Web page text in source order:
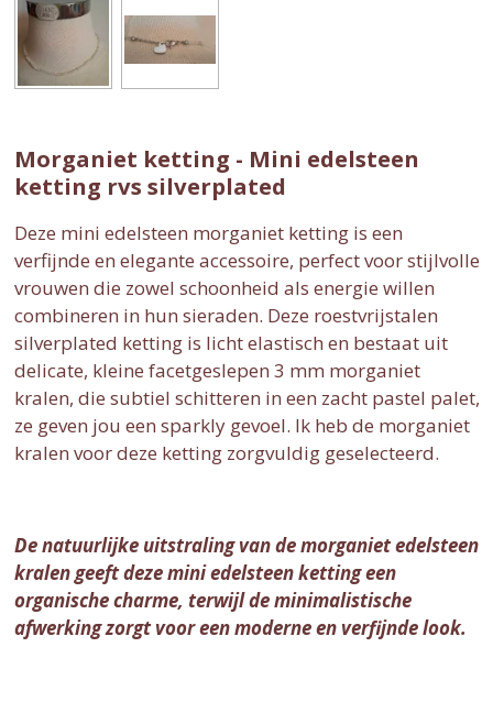
Morganiet ketting - Mini edelsteen
ketting rvs silverplated
Deze mini edelsteen morganiet ketting is een
verfijnde en elegante accessoire, perfect voor stijlvolle
vrouwen die zowel schoonheid als energie willen
combineren in hun sieraden. Deze roestvrijstalen
silverplated ketting is licht elastisch en bestaat uit
delicate, kleine facetgeslepen 3 mm morganiet
kralen, die subtiel schitteren in een zacht pastel palet,
ze geven jou een sparkly gevoel. Ik heb de morganiet
kralen voor deze ketting zorgvuldig geselecteerd.
De natuurlijke uitstraling van de morganiet edelsteen
kralen geeft deze mini edelsteen ketting een
organische charme, terwijl de minimalistische
afwerking zorgt voor een moderne en verfijnde look.